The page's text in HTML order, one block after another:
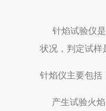
针焰试验仪
状况，判定试样
针焰仪主要包括
产生试验火焰